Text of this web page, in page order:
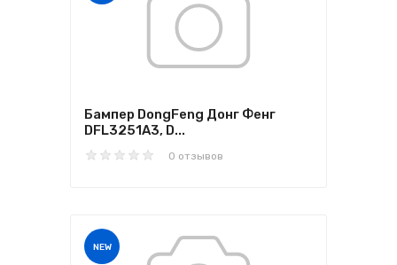
Бампер DongFeng Донг Фенг
DFL3251A3, D...
0 отзывов
NEW